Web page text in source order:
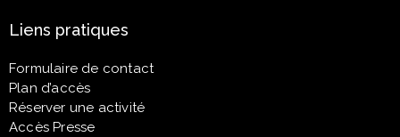
Liens pratiques
Formulaire de contact
Plan d’accès
Réserver une activité
Accès Presse